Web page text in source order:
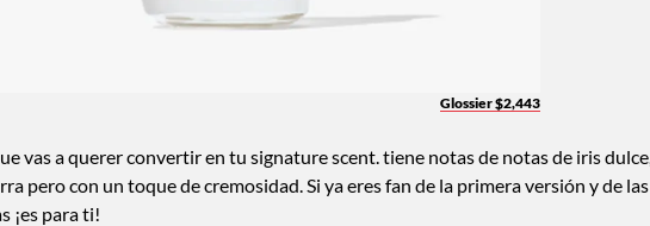
Glossier $2,443
vas a querer convertir en tu signature scent. tiene notas de notas de iris dulce,
pero con un toque de cremosidad. Si ya eres fan de la primera versión y de las
¡es para ti!